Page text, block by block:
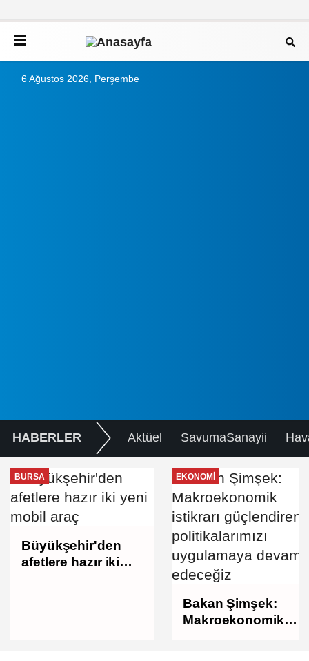
6 Ağustos 2026, Perşembe
HABERLER Aktüel SavumaSanayii
BURSA
Büyükşehir'den
afetlere hazır iki
EKONOMI
Bakan Şimşek:
Makroekonomik
istikrarı